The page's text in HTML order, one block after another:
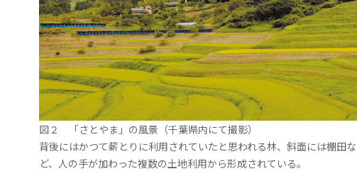
図２ 「さとやま」の風景（千葉県内にて撮影）
背後にはかつて薪とりに利用されていたと思われる林、斜面には棚田な
ど、人の手が加わった複数の土地利用から形成されている。